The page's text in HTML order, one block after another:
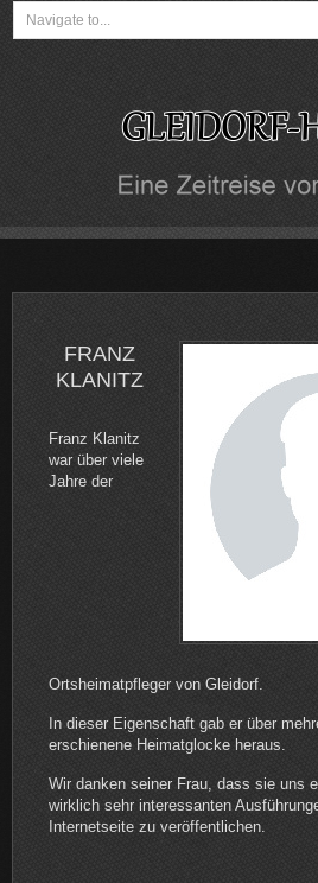
FRANZ
KLANITZ
Franz Klanitz
war über viele
Jahre der
Ortsheimatpfleger von Gleidorf.
In dieser Eigenschaft gab er über
erschienene Heimatglocke heraus.
Wir danken seiner Frau, dass sie uns
wirklich sehr interessanten
Internetseite zu veröffentlichen.